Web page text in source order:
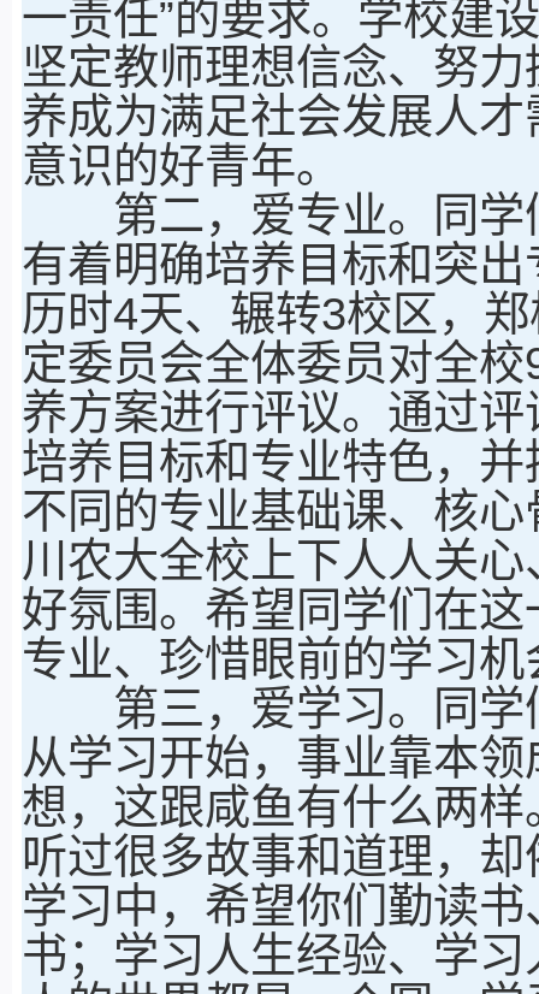
一责任”的要求。学校建
坚定教师理想信念、努
养成为满足社会发展人
意识的好青年。
第二，爱专业。同学
有着明确培养目标和突
历时4天、辗转3校区，
定委员会全体委员对全
养方案进行评议。通过
培养目标和专业特色，
不同的专业基础课、核
川农大全校上下人人关
好氛围。希望同学们在
专业、珍惜眼前的学习
第三，爱学习。同学
从学习开始，事业靠本
想，这跟咸鱼有什么两
听过很多故事和道理，
学习中，希望你们勤读
书；学习人生经验、学